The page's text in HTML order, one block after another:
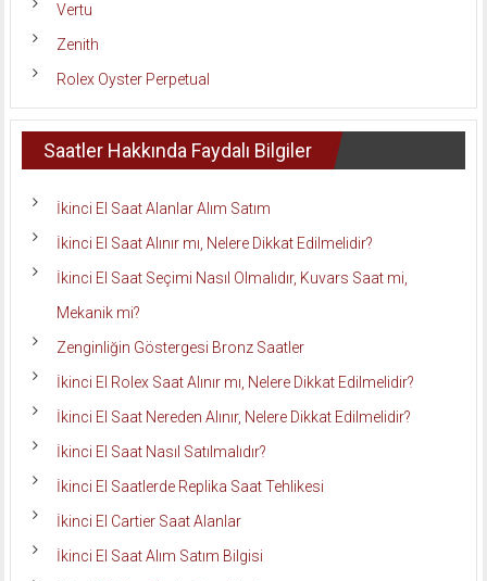
Vertu
Zenith
Rolex Oyster Perpetual
Saatler Hakkında Faydalı Bilgiler
İkinci El Saat Alanlar Alım Satım
İkinci El Saat Alınır mı, Nelere Dikkat Edilmelidir?
İkinci El Saat Seçimi Nasıl Olmalıdır, Kuvars Saat mi,
Mekanik mi?
Zenginliğin Göstergesi Bronz Saatler
İkinci El Rolex Saat Alınır mı, Nelere Dikkat Edilmelidir?
İkinci El Saat Nereden Alınır, Nelere Dikkat Edilmelidir?
İkinci El Saat Nasıl Satılmalıdır?
İkinci El Saatlerde Replika Saat Tehlikesi
İkinci El Cartier Saat Alanlar
İkinci El Saat Alım Satım Bilgisi